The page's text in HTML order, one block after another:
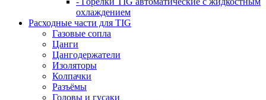
охлаждением
Расходные части для TIG
Газовые сопла
Цанги
Цангодержатели
Изоляторы
Колпачки
Разъёмы
Головы и гусаки